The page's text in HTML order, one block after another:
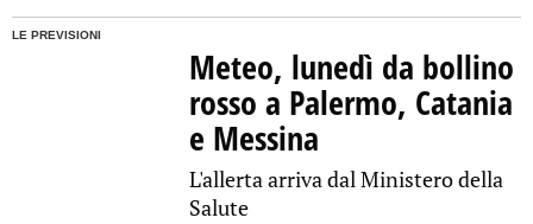
LE PREVISIONI
Meteo, lunedì da bollino
rosso a Palermo, Catania
e Messina
L'allerta arriva dal Ministero della
Salute